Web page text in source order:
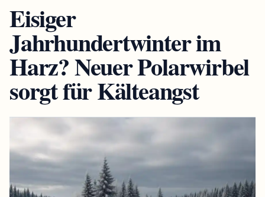
Eisiger
Jahrhundertwinter im
Harz? Neuer Polarwirbel
sorgt für Kälteangst